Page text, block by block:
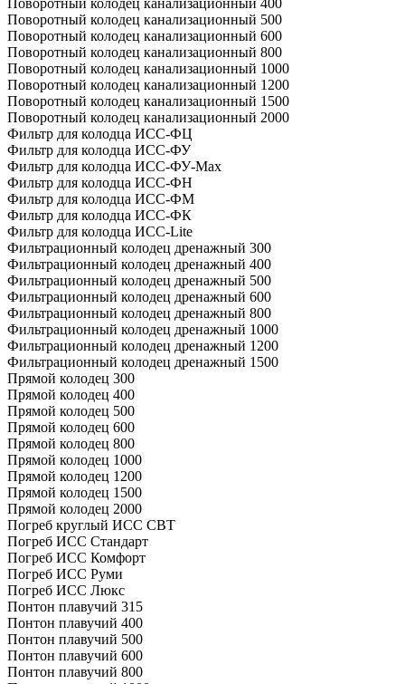
Поворотный колодец канализационный 400
Поворотный колодец канализационный 500
Поворотный колодец канализационный 600
Поворотный колодец канализационный 800
Поворотный колодец канализационный 1000
Поворотный колодец канализационный 1200
Поворотный колодец канализационный 1500
Поворотный колодец канализационный 2000
Фильтр для колодца ИСС-ФЦ
Фильтр для колодца ИСС-ФУ
Фильтр для колодца ИСС-ФУ-Мах
Фильтр для колодца ИСС-ФН
Фильтр для колодца ИСС-ФМ
Фильтр для колодца ИСС-ФК
Фильтр для колодца ИСС-Lite
Фильтрационный колодец дренажный 300
Фильтрационный колодец дренажный 400
Фильтрационный колодец дренажный 500
Фильтрационный колодец дренажный 600
Фильтрационный колодец дренажный 800
Фильтрационный колодец дренажный 1000
Фильтрационный колодец дренажный 1200
Фильтрационный колодец дренажный 1500
Прямой колодец 300
Прямой колодец 400
Прямой колодец 500
Прямой колодец 600
Прямой колодец 800
Прямой колодец 1000
Прямой колодец 1200
Прямой колодец 1500
Прямой колодец 2000
Погреб круглый ИСС СВТ
Погреб ИСС Стандарт
Погреб ИСС Комфорт
Погреб ИСС Руми
Погреб ИСС Люкс
Понтон плавучий 315
Понтон плавучий 400
Понтон плавучий 500
Понтон плавучий 600
Понтон плавучий 800